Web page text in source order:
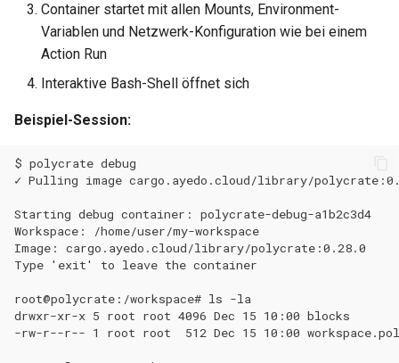
Container startet mit allen Mounts, Environment-
Variablen und Netzwerk-Konfiguration wie bei einem
Action Run
Interaktive Bash-Shell öffnet sich
Beispiel-Session: